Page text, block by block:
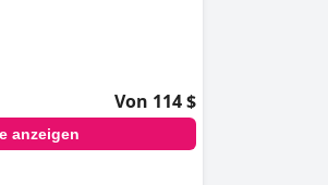
Von 114 $
anzeigen